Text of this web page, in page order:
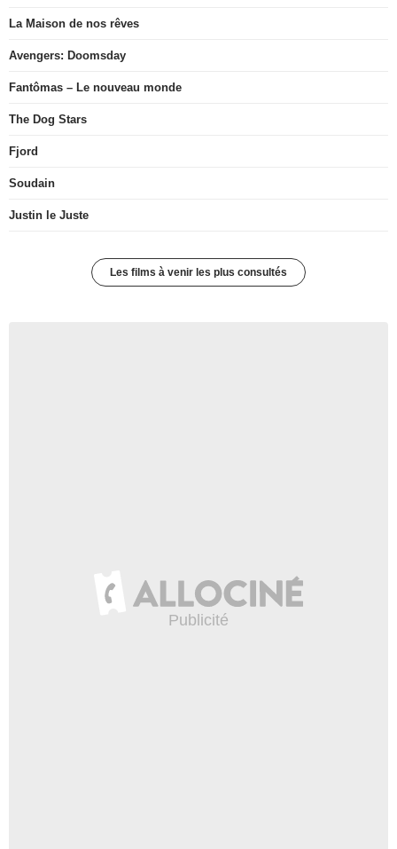
La Maison de nos rêves
Avengers: Doomsday
Fantômas – Le nouveau monde
The Dog Stars
Fjord
Soudain
Justin le Juste
Les films à venir les plus consultés